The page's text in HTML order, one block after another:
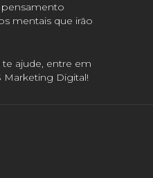
pensamento
mentais que irão
ajude, entre em
Digital!